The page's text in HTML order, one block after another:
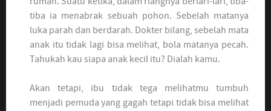
tiba ia menabrak sebuah pohon. Sebelah matanya
luka parah dan berdarah. Dokter bilang, sebelah mata
anak itu tidak lagi bisa melihat, bola matanya pecah.
Tahukah kau siapa anak kecil itu? Dialah kamu.
Akan tetapi, ibu tidak tega melihatmu tumbuh
menjadi pemuda yang gagah tetapi tidak bisa melihat